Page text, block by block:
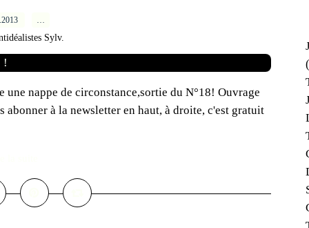
…
Sylv.
une nappe de circonstance,sortie du N°18! Ouvrage
à la newsletter en haut, à droite, c'est gratuit